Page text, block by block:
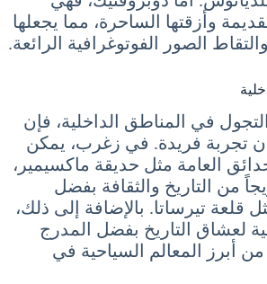
وأزقتها الساحرة، مما يجعلها
الصور الفوتوغرافية الرائعة.
في المناطق الداخلية، فإن
تجربة فريدة. في زغرب، يمكن
العامة مثل حديقة ماكسيمير،
من التاريخ والثقافة بفضل
قلعة تيرساتا. بالإضافة إلى ذلك،
لعشاق التاريخ بفضل المدرج
من أبرز المعالم السياحية في